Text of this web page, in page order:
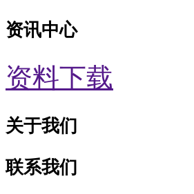
资讯中心
资料下载
关于我们
联系我们